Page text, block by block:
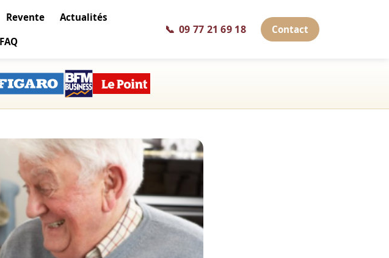
Revente
Actualités
FAQ
📞 09 77 21 69 18 Contact